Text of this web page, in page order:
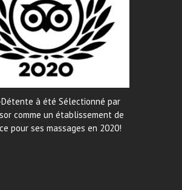
à été Sélectionné par
comme un établissement de
pour ses massages en 2020!